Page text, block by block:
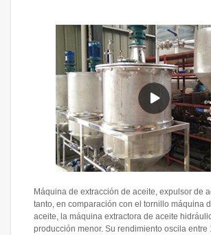
Máquina de extracción de aceite, expulsor de
tanto, en comparación con el tornillo máquina
aceite, la máquina extractora de aceite
producción menor. Su rendimiento oscila entre